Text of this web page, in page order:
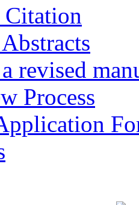
Citation
revised
Process